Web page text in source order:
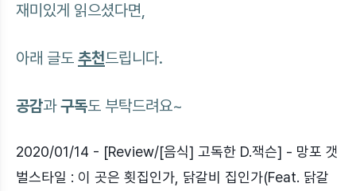
재미있게 읽으셨다면,
아래 글도 추천드립니다.
공감과구독도 부탁드려요~
2020/01/14 - [Review/[음식] 고독한 D.잭슨] - 망포 갯
벌스타일 : 이 곳은 횟집인가, 닭갈비 집인가(Feat. 닭갈